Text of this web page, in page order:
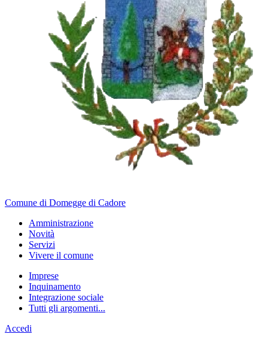
Comune di Domegge di Cadore
Amministrazione
Novità
Servizi
Vivere il comune
Imprese
Inquinamento
Integrazione sociale
Tutti gli argomenti...
Accedi